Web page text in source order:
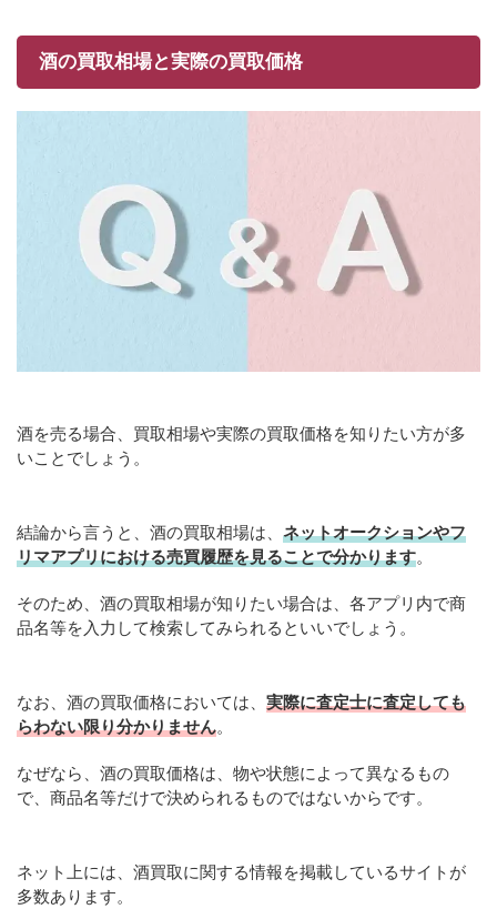
酒の買取相場と実際の買取価格
酒を売る場合、買取相場や実際の買取価格を知りたい方が多
いことでしょう。
結論から言うと、酒の買取相場は、 ネットオークションやフ
リマアプリにおける売買履歴を見ることで分かります。
そのため、酒の買取相場が知りたい場合は、各アプリ内で商
品名等を入力して検索してみられるといいでしょう。
なお、酒の買取価格においては、 実際に査定士に査定しても
らわない限り分かりません。
なぜなら、酒の買取価格は、物や状態によって異なるもの
で、商品名等だけで決められるものではないからです。
ネット上には、酒買取に関する情報を掲載しているサイトが
多数あります。